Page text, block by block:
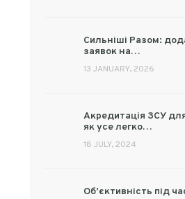
Сильніші Разом:
заявок на…
13 JANUARY, 2026
Акредитація ЗСУ
як усе легко…
18 JULY, 2024
Об’єктивність під